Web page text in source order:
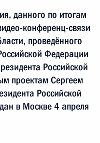
данного по итогам
конференц-связи
проведённого
Федерации
Российской
проектам Сергеем
Российской
в Москве 4 апреля